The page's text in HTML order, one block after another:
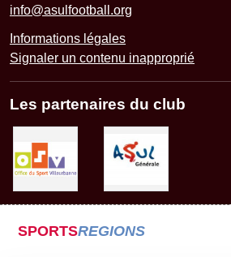
info@asulfootball.org
Informations légales
Signaler un contenu inapproprié
Les partenaires du club
SPORTSREGIONS